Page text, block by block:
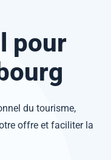
pour
du tourisme,
offre et faciliter la